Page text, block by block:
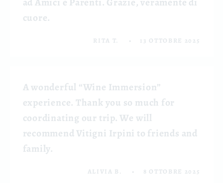
cuore.
RITA T. 13 OTTOBRE 2025
A wonderful “Wine Immersion”
experience. Thank you so much for
coordinating our trip. We will
recommend Vitigni Irpini to friends and
family.
ALIVIA B. 8 OTTOBRE 2025